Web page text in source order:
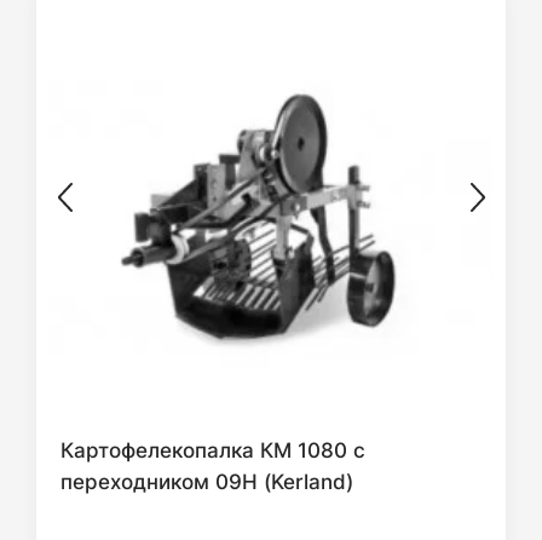
Картофелекопалка КМ 1080 с
переходником 09Н (Kerland)